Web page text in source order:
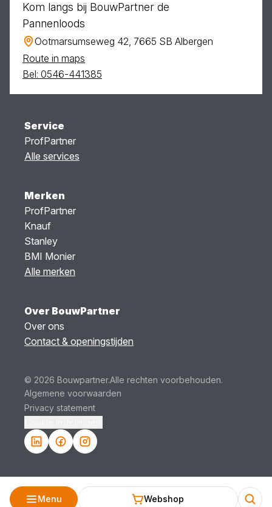
Menu Webshop
Kom langs bij BouwPartner de
Pannenloods
Ootmarsumseweg 42, 7665 SB Albergen
Route in maps
Bel: 0546-441385
Service
ProfPartner
Alle services
Merken
ProfPartner
Knauf
Stanley
BMI Monier
Alle merken
Over BouwPartner
Over ons
Contact & openingstijden
© 2026 Bouwpartner.Alle rechten voorbehouden.
Algemene voorwaarden
Privacy statement